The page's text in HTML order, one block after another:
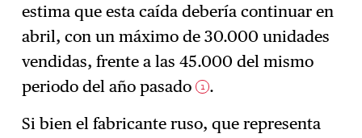
estima que esta caída debería continuar en
abril, con un máximo de 30.000 unidades
vendidas, frente a las 45.000 del mismo
periodo del año pasado 1 .
Si bien el fabricante ruso, que representa